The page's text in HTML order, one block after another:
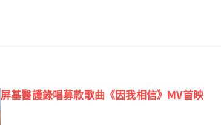
屏基醫護錄唱募款歌曲《因我相信》MV首映